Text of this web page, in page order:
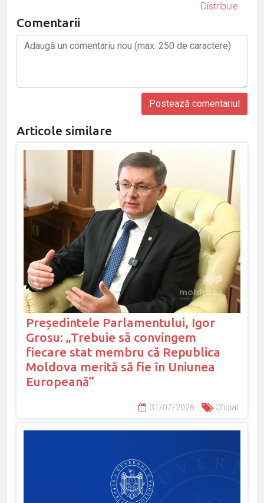
Distribuie
Comentarii
Articole similare
Președintele Parlamentului, Igor
Grosu: „Trebuie să convingem
fiecare stat membru că Republica
Moldova merită să fie în Uniunea
Europeană”
31/07/2026 Oficial